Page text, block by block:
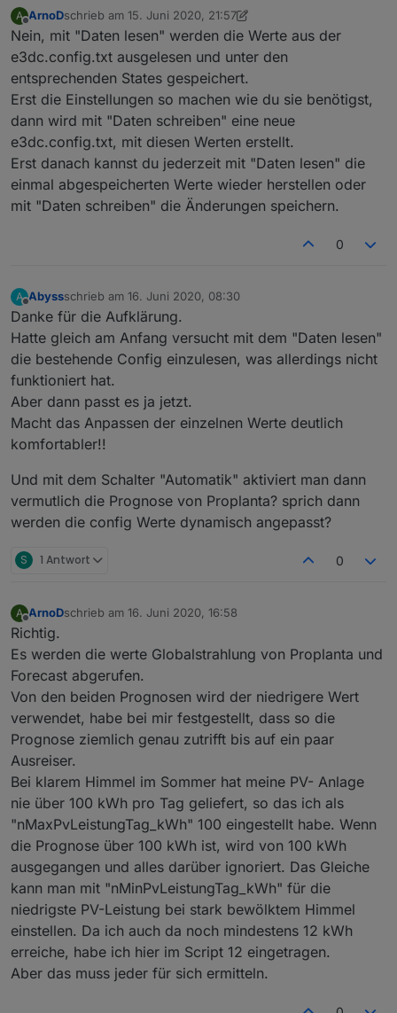
},{
'15Uhr'
    name:
'15 Uhr' ,
    search:
'15|',
},{
id: '18Uhr',
    name:
'18 Uhr',
    search:
'18|',
},{
'21Uhr'
    name:
'21 Uhr' ,
    search:
'21|',
function stripTagSpecial(data:string):string {
//entfernt allt tags, bei img tags, lässt
data = data.replace(/
//data = data.replace( /
    data = data.replace( /<img([^>]+)>/ig,
if ( $0.indexOf('symbole/') >0) {
src = .indexOf( 'src='
let alt = $0.indexOf( 'alt='
if ((alt > -1) && (src > -1)) {
                    let altss =
        }
    );
data = data.replace(/(&nbsp;|<([^>]+)>)/
    data = data.replace(/&
#48;/g,
return data.replace(/&#([^;]+);/g, '');
function stripTables(data:string):string {
return data.replace(/<\/tr>/ig, "\n"
}
function getValue(body:string, start:string,
let
startp:number =body.indexOf(start) +
(startp >= 0) {
let stopp:number
if (stopp >=0) {
return
A
Offline
ArnoDschrieb am 15. Juni 2020, 21:57
zuletzt editiert von ArnoD
Nein, mit "Daten lesen" werden die Werte aus der
e3dc.config.txt ausgelesen und unter den
entsprechenden States gespeichert.
Erst die Einstellungen so machen wie du sie benötigst,
dann wird mit "Daten schreiben" eine neue
e3dc.config.txt, mit diesen Werten erstellt.
Erst danach kannst du jederzeit mit "Daten lesen" die
einmal abgespeicherten Werte wieder herstellen oder
mit "Daten schreiben" die Änderungen speichern.
0
A
Offline
Abyssschrieb am 16. Juni 2020, 08:30
zuletzt editiert von
Danke für die Aufklärung.
Hatte gleich am Anfang versucht mit dem "Daten lesen"
die bestehende Config einzulesen, was allerdings nicht
funktioniert hat.
Aber dann passt es ja jetzt.
Macht das Anpassen der einzelnen Werte deutlich
komfortabler!!
Und mit dem Schalter "Automatik" aktiviert man dann
vermutlich die Prognose von Proplanta? sprich dann
werden die config Werte dynamisch angepasst?
S 1 Antwort 0
A
Offline
ArnoDschrieb am 16. Juni 2020, 16:58
zuletzt editiert von
Richtig.
Es werden die werte Globalstrahlung von Proplanta und
Forecast abgerufen.
Von den beiden Prognosen wird der niedrigere Wert
verwendet, habe bei mir festgestellt, dass so die
Prognose ziemlich genau zutrifft bis auf ein paar
Ausreiser.
Bei klarem Himmel im Sommer hat meine PV- Anlage
nie über 100 kWh pro Tag geliefert, so das ich als
"nMaxPvLeistungTag_kWh" 100 eingestellt habe. Wenn
die Prognose über 100 kWh ist, wird von 100 kWh
ausgegangen und alles darüber ignoriert. Das Gleiche
kann man mit "nMinPvLeistungTag_kWh" für die
niedrigste PV-Leistung bei stark bewölktem Himmel
einstellen. Da ich auch da noch mindestens 12 kWh
erreiche, habe ich hier im Script 12 eingetragen.
Aber das muss jeder für sich ermitteln.